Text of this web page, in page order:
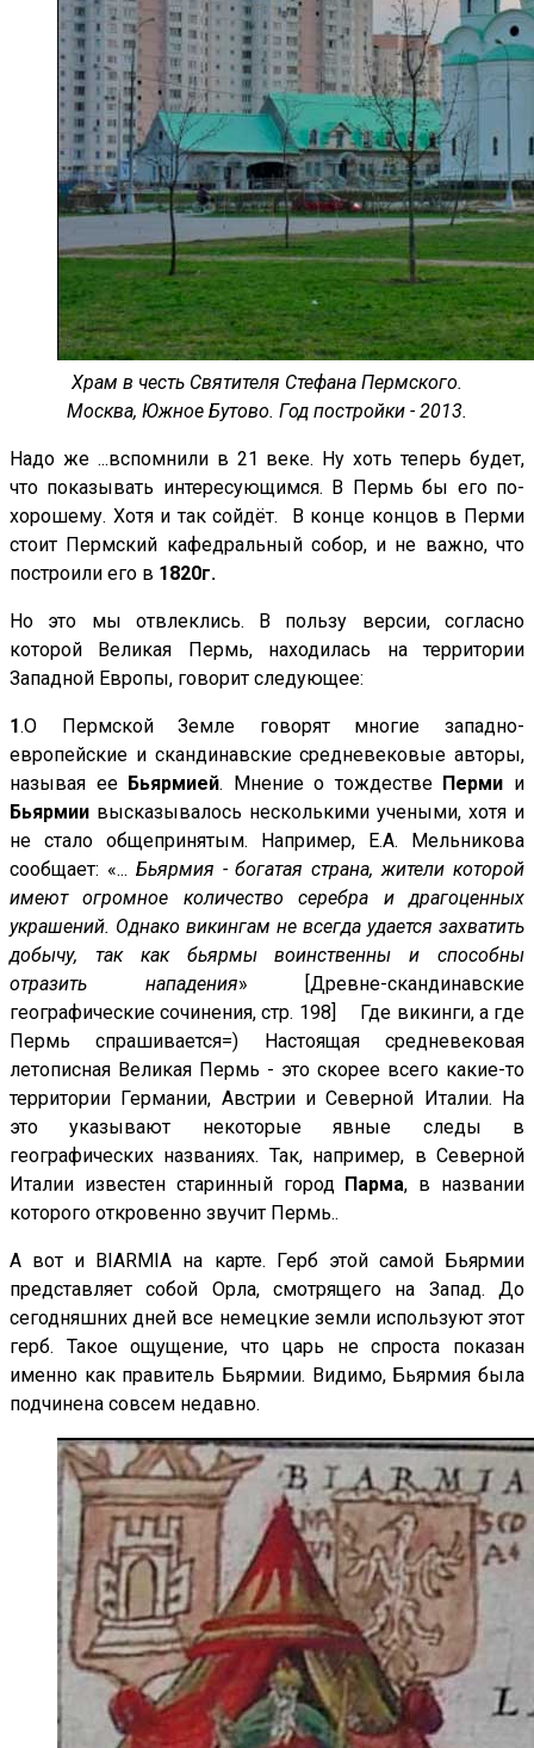
Храм в честь Святителя Стефана Пермского.
Москва, Южное Бутово. Год постройки - 2013.
Надо же ...вспомнили в 21 веке. Ну хоть теперь будет,
что показывать интересующимся. В Пермь бы его по-
хорошему. Хотя и так сойдёт. В конце концов в Перми
стоит Пермский кафедральный собор, и не важно, что
построили его в 1820г.
Но это мы отвлеклись. В пользу версии, согласно
которой Великая Пермь, находилась на территории
Западной Европы, говорит следующее:
1.О Пермской Земле говорят многие западно-
европейские и скандинавские средневековые авторы,
называя ее Бьярмией. Мнение о тождестве Перми и
Бьярмии высказывалось несколькими учеными, хотя и
не стало общепринятым. Например, Е.А. Мельникова
сообщает: «... Бьярмия - богатая страна, жители которой
имеют огромное количество серебра и драгоценных
украшений. Однако викингам не всегда удается захватить
добычу, так как бьярмы воинственны и способны
отразить нападения» [Древне-скандинавские
географические сочинения, стр. 198] Где викинги, а где
Пермь спрашивается=) Настоящая средневековая
летописная Великая Пермь - это скорее всего какие-то
территории Германии, Австрии и Северной Италии. На
это указывают некоторые явные следы в
географических названиях. Так, например, в Северной
Италии известен старинный город Парма, в названии
которого откровенно звучит Пермь..
А вот и ВIARMIA на карте. Герб этой самой Бьярмии
представляет собой Орла, смотрящего на Запад. До
сегодняшних дней все немецкие земли используют этот
герб. Такое ощущение, что царь не спроста показан
именно как правитель Бьярмии. Видимо, Бьярмия была
подчинена совсем недавно.